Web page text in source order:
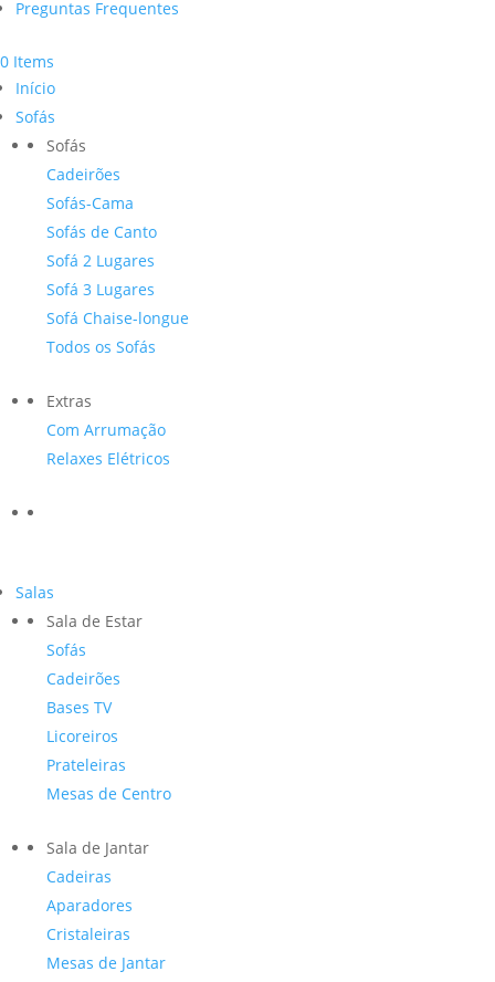
Preguntas Frequentes
0 Items
Início
Sofás
Sofás
Cadeirões
Sofás-Cama
Sofás de Canto
Sofá 2 Lugares
Sofá 3 Lugares
Sofá Chaise-longue
Todos os Sofás
Extras
Com Arrumação
Relaxes Elétricos
Salas
Sala de Estar
Sofás
Cadeirões
Bases TV
Licoreiros
Prateleiras
Mesas de Centro
Sala de Jantar
Cadeiras
Aparadores
Cristaleiras
Mesas de Jantar